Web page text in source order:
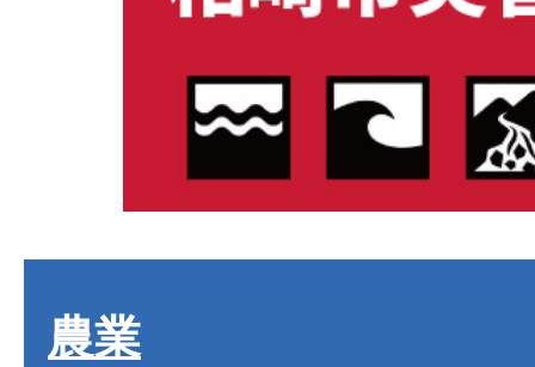
農業